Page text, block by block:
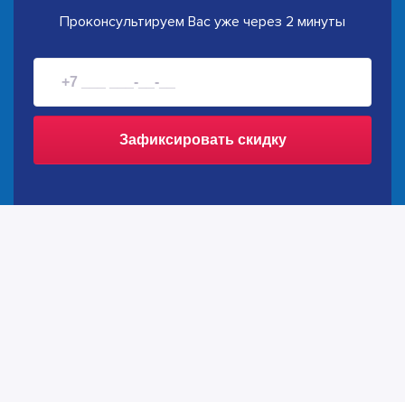
Проконсультируем Вас уже через 2 минуты
Зафиксировать скидку